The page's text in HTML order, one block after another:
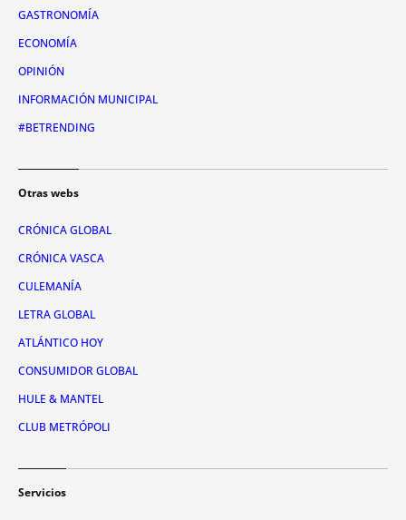
GASTRONOMÍA
ECONOMÍA
OPINIÓN
INFORMACIÓN MUNICIPAL
#BETRENDING
Otras webs
CRÓNICA GLOBAL
CRÓNICA VASCA
CULEMANÍA
LETRA GLOBAL
ATLÁNTICO HOY
CONSUMIDOR GLOBAL
HULE & MANTEL
CLUB METRÓPOLI
Servicios